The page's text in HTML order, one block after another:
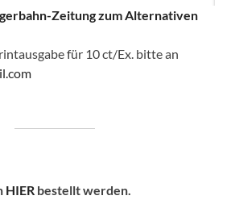
Zeitung zum Alternativen
für 10 ct/Ex. bitte an
HIER bestellt werden.